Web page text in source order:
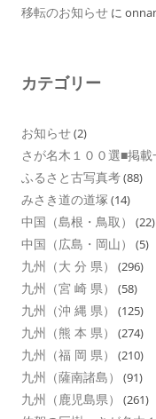
移転のお知らせ に
カテゴリー
お知らせ(2)
さが名木１００選■掲載
ふるさと古写真考(88)
みさき道の道塚 (14)
中国（島根・鳥取） (22)
中国（広島・岡山） (5)
九州（大 分 県） (296)
九州（宮 崎 県） (58)
九州（沖 縄 県） (125)
九州（熊 本 県） (274)
九州（福 岡 県） (210)
九州（薩南諸島） (91)
九州（鹿児島県） (261)